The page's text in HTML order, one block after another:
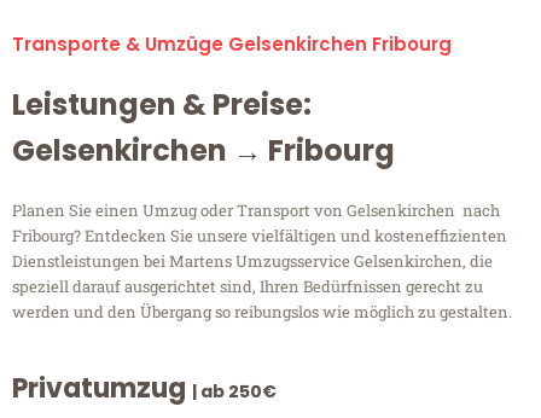
Transporte & Umzüge Gelsenkirchen Fribourg
Leistungen & Preise:
Gelsenkirchen → Fribourg
Planen Sie einen Umzug oder Transport von Gelsenkirchen nach
Fribourg? Entdecken Sie unsere vielfältigen und kosteneffizienten
Dienstleistungen bei Martens Umzugsservice Gelsenkirchen, die
speziell darauf ausgerichtet sind, Ihren Bedürfnissen gerecht zu
werden und den Übergang so reibungslos wie möglich zu gestalten.
Privatumzug | ab 250€